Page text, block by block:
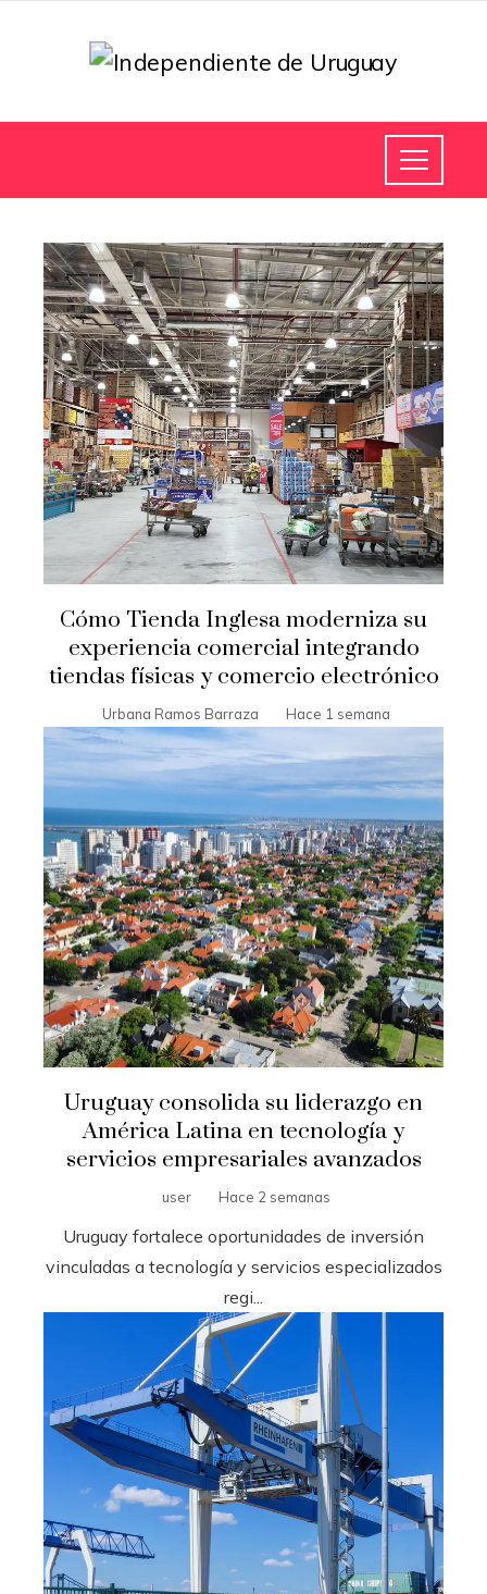
Cómo Tienda Inglesa moderniza su
experiencia comercial integrando
tiendas físicas y comercio electrónico
Urbana Ramos Barraza Hace 1 semana
Uruguay consolida su liderazgo en
América Latina en tecnología y
servicios empresariales avanzados
user Hace 2 semanas
Uruguay fortalece oportunidades de inversión
vinculadas a tecnología y servicios especializados
regi...